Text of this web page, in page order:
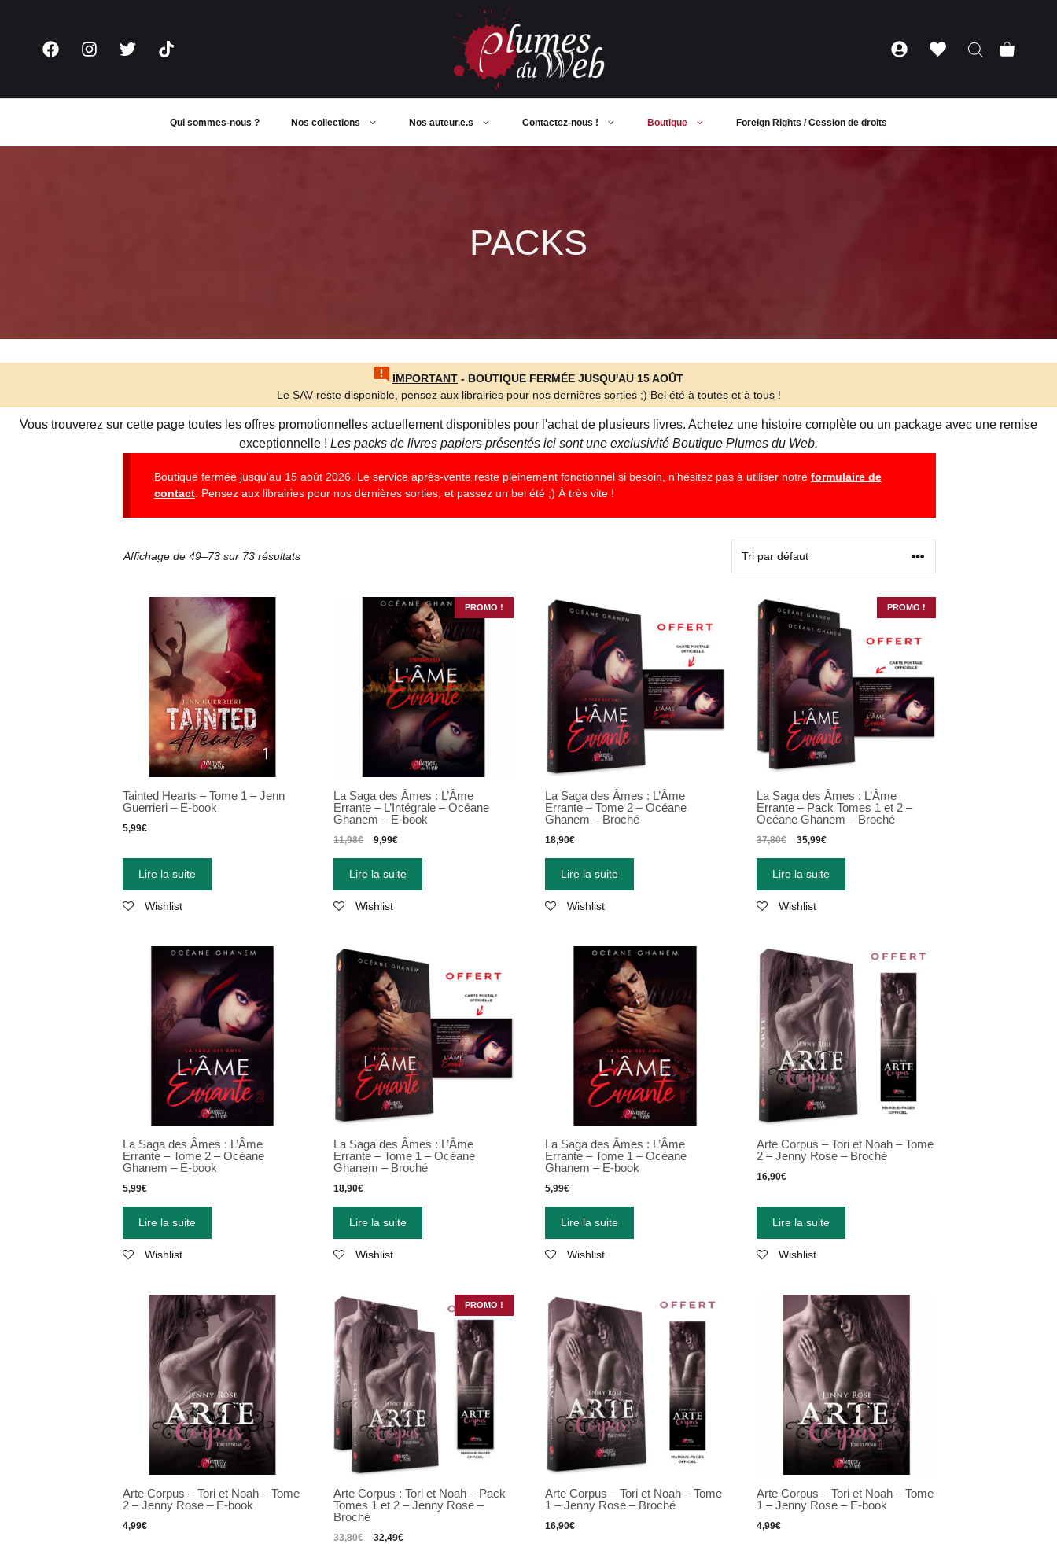
Qui sommes-nous ? Nos collections Nos auteur.e.s Contactez-nous ! Boutique Foreign Rights / Cession de droits
PACKS
IMPORTANT - BOUTIQUE FERMÉE JUSQU'AU 15 AOÛT
Le SAV reste disponible, pensez aux librairies pour nos dernières sorties ;) Bel été à toutes et à tous !
Vous trouverez sur cette page toutes les offres promotionnelles actuellement disponibles pour l'achat de plusieurs livres. Achetez une histoire complète ou un package avec une remise
exceptionnelle ! Les packs de livres papiers présentés ici sont une exclusivité Boutique Plumes du Web.
Boutique fermée jusqu'au 15 août 2026. Le service après-vente reste pleinement fonctionnel si besoin, n'hésitez pas à utiliser notre formulaire de
contact. Pensez aux librairies pour nos dernières sorties, et passez un bel été ;) À très vite !
Affichage de 49–73 sur 73 résultats
Tainted Hearts – Tome 1 – Jenn
Guerrieri – E-book
5,99€
Lire la suite
Wishlist
PROMO !
La Saga des Âmes : L’Âme
Errante – L’Intégrale – Océane
Ghanem – E-book
11,98€ 9,99€
Lire la suite
Wishlist
La Saga des Âmes : L’Âme
Errante – Tome 2 – Océane
Ghanem – Broché
18,90€
Lire la suite
Wishlist
PROMO !
La Saga des Âmes : L’Âme
Errante – Pack Tomes 1 et 2 –
Océane Ghanem – Broché
37,80€ 35,99€
Lire la suite
Wishlist
La Saga des Âmes : L’Âme
Errante – Tome 2 – Océane
Ghanem – E-book
5,99€
Lire la suite
Wishlist
La Saga des Âmes : L’Âme
Errante – Tome 1 – Océane
Ghanem – Broché
18,90€
Lire la suite
Wishlist
La Saga des Âmes : L’Âme
Errante – Tome 1 – Océane
Ghanem – E-book
5,99€
Lire la suite
Wishlist
Arte Corpus – Tori et Noah – Tome
2 – Jenny Rose – Broché
16,90€
Lire la suite
Wishlist
Arte Corpus – Tori et Noah – Tome
2 – Jenny Rose – E-book
4,99€
PROMO !
Arte Corpus : Tori et Noah – Pack
Tomes 1 et 2 – Jenny Rose –
Broché
33,80€ 32,49€
Arte Corpus – Tori et Noah – Tome
1 – Jenny Rose – Broché
16,90€
Arte Corpus – Tori et Noah – Tome
1 – Jenny Rose – E-book
4,99€